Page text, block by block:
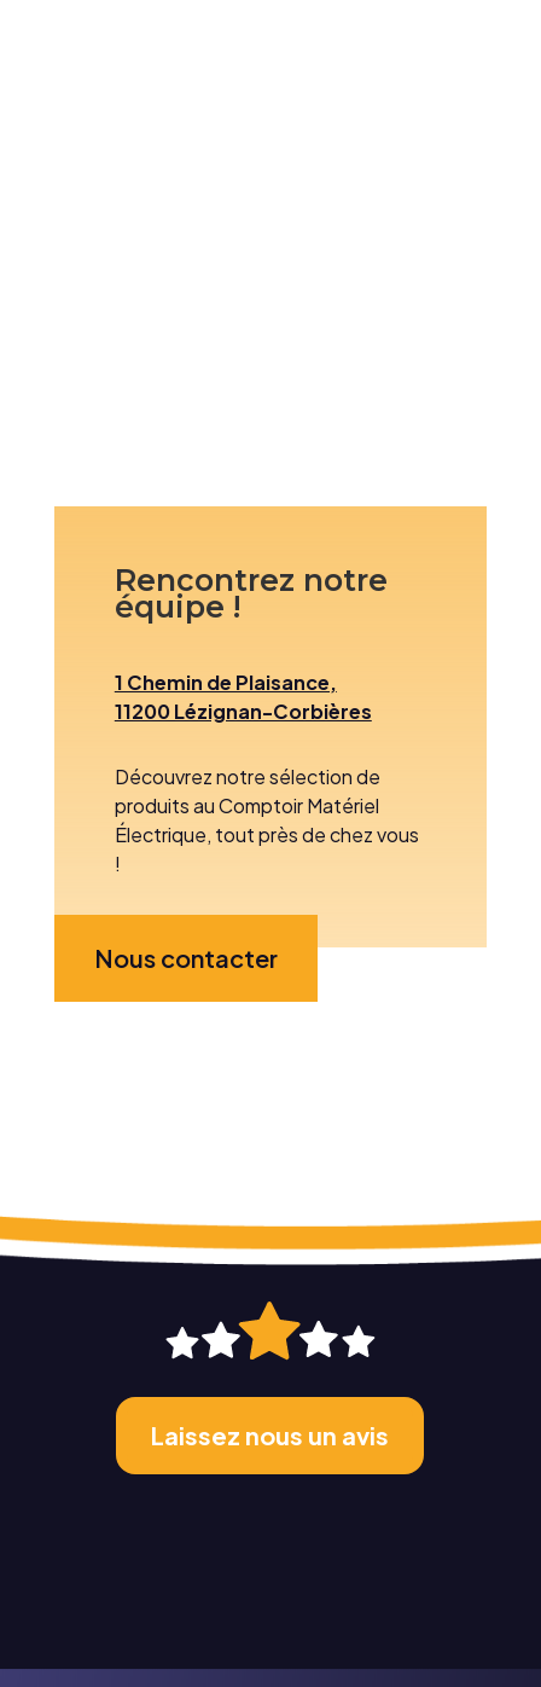
Rencontrez notre
équipe !
1 Chemin de Plaisance,
11200 Lézignan-Corbières
Découvrez notre sélection de
produits au Comptoir Matériel
Électrique, tout près de chez vous
!
Nous contacter
Laissez nous un avis